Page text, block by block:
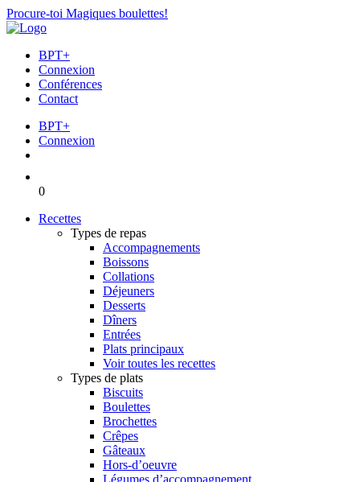
Procure-toi Magiques boulettes!
BPT+
Connexion
Conférences
Contact
BPT+
Connexion
0
Recettes
Types de repas
Accompagnements
Boissons
Collations
Déjeuners
Desserts
Dîners
Entrées
Plats principaux
Voir toutes les recettes
Types de plats
Biscuits
Boulettes
Brochettes
Crêpes
Gâteaux
Hors-d’oeuvre
Légumes d’accompagnement